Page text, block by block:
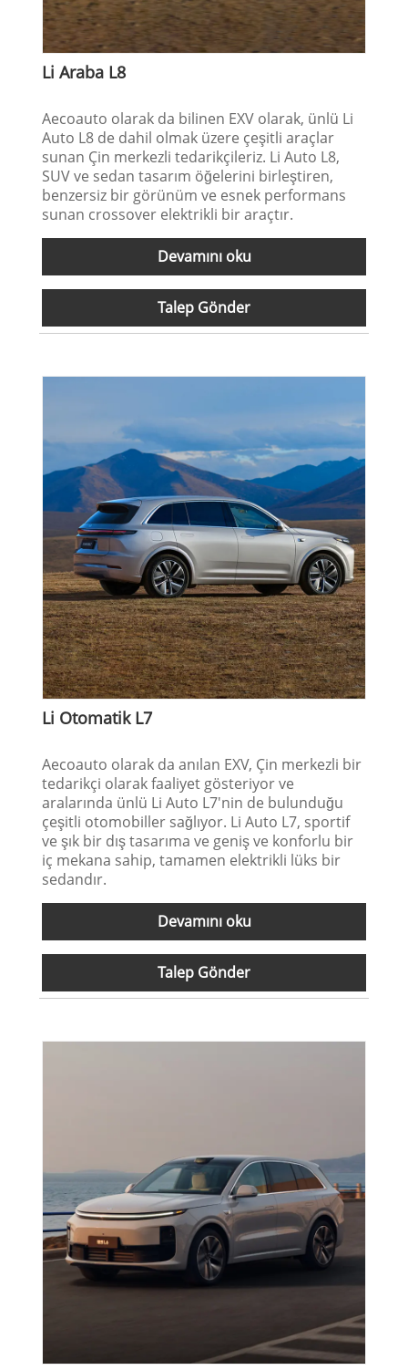
Li Araba L8
Aecoauto olarak da bilinen EXV olarak, ünlü Li
Auto L8 de dahil olmak üzere çeşitli araçlar
sunan Çin merkezli tedarikçileriz. Li Auto L8,
SUV ve sedan tasarım öğelerini birleştiren,
benzersiz bir görünüm ve esnek performans
sunan crossover elektrikli bir araçtır.
Devamını oku
Talep Gönder
Li Otomatik L7
Aecoauto olarak da anılan EXV, Çin merkezli bir
tedarikçi olarak faaliyet gösteriyor ve
aralarında ünlü Li Auto L7'nin de bulunduğu
çeşitli otomobiller sağlıyor. Li Auto L7, sportif
ve şık bir dış tasarıma ve geniş ve konforlu bir
iç mekana sahip, tamamen elektrikli lüks bir
sedandır.
Devamını oku
Talep Gönder